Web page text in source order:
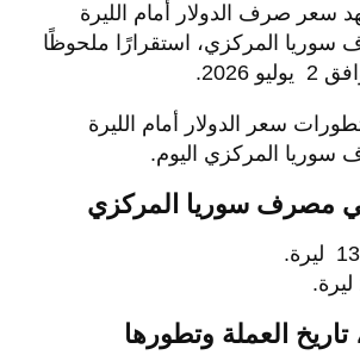
سعر صرف الدولار أمام الليرة
المركزي، استقرارًا ملحوظًا
2026.
سعر الدولار أمام الليرة
المركزي اليوم.
تاريخ العملة وتطورها